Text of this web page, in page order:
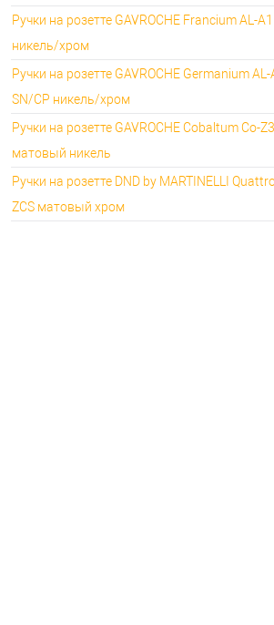
Ручки на розетте GAVROCHE Francium AL-
никель/хром
Ручки на розетте GAVROCHE Germanium AL-
SN/CP никель/хром
Ручки на розетте GAVROCHE Cobaltum Co-
матовый никель
Ручки на розетте DND by MARTINELLI
ZCS матовый хром